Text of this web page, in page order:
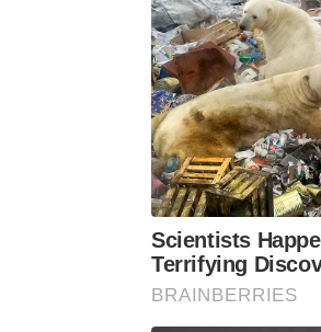
Scientists
Terrifying
BRAINBERRIES